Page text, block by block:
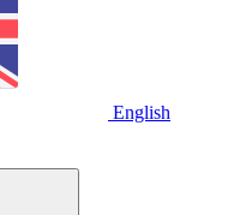
English